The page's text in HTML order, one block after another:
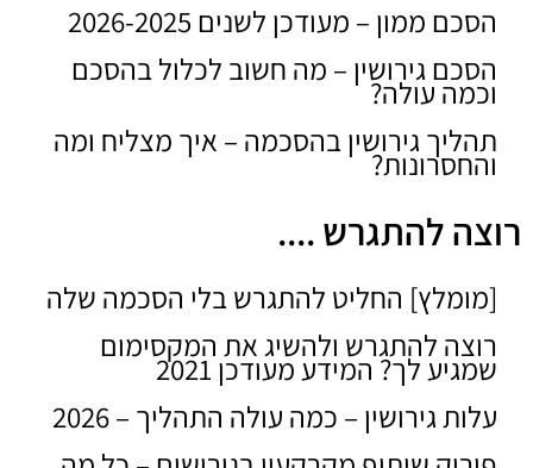
הסכם ממון – מעודכן לשנים 2026-2025
הסכם גירושין – מה חשוב לכלול בהסכם
וכמה עולה?
תהליך גירושין בהסכמה – איך מצליח ומה
והחסרונות?
רוצה להתגרש ....
[מומלץ] החליט להתגרש בלי הסכמה שלה
רוצה להתגרש ולהשיג את המקסימום
שמגיע לך? המידע מעודכן 2021
עלות גירושין – כמה עולה התהליך – 2026